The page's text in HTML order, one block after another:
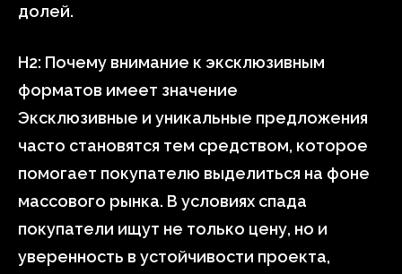
долей.
H2: Почему внимание к эксклюзивным
форматов имеет значение
Эксклюзивные и уникальные предложения
часто становятся тем средством, которое
помогает покупателю выделиться на фоне
массового рынка. В условиях спада
покупатели ищут не только цену, но и
уверенность в устойчивости проекта,